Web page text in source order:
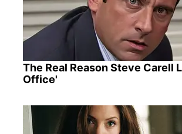
The Real Reason Steve Carell
Office'